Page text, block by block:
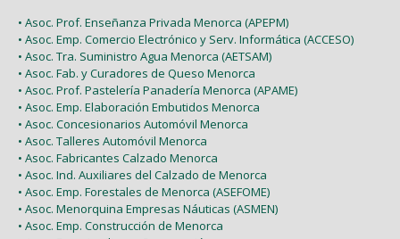
• Asoc. Prof. Enseñanza Privada Menorca (APEPM)
• Asoc. Emp. Comercio Electrónico y Serv. Informática (ACCESO)
• Asoc. Tra. Suministro Agua Menorca (AETSAM)
• Asoc. Fab. y Curadores de Queso Menorca
• Asoc. Prof. Pastelería Panadería Menorca (APAME)
• Asoc. Emp. Elaboración Embutidos Menorca
• Asoc. Concesionarios Automóvil Menorca
• Asoc. Talleres Automóvil Menorca
• Asoc. Fabricantes Calzado Menorca
• Asoc. Ind. Auxiliares del Calzado de Menorca
• Asoc. Emp. Forestales de Menorca (ASEFOME)
• Asoc. Menorquina Empresas Náuticas (ASMEN)
• Asoc. Emp. Construcción de Menorca